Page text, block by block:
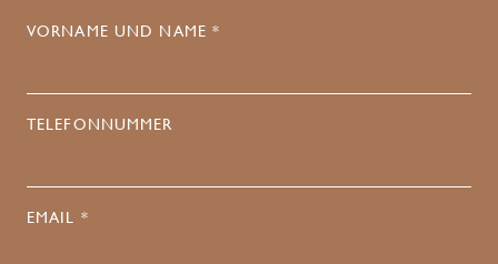
VORNAME UND NAME *
TELEFONNUMMER
EMAIL *